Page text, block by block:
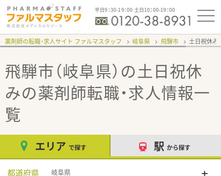
平日9：30-19：00 土日10：00-19：00
薬剤師の転職・求人サイト ファルマスタッフ 岐阜県 飛騨市 土日祝休み
飛騨市（岐阜県）の土日祝休
みの薬剤師転職・求人情報一
覧
エリア で探す 駅 から探す
都道府県 岐阜県